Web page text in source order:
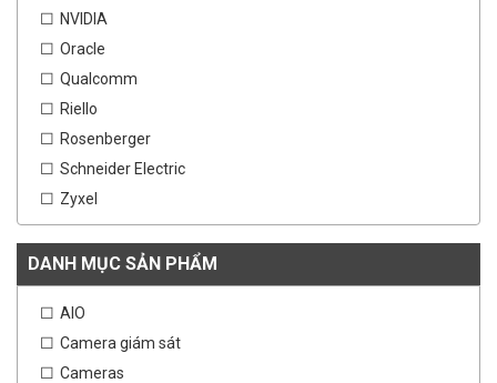
NVIDIA
Oracle
Qualcomm
Riello
Rosenberger
Schneider Electric
Zyxel
DANH MỤC SẢN PHẨM
AIO
Camera giám sát
Cameras